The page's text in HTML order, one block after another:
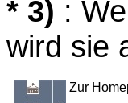
* 3) :
wird sie
Zur